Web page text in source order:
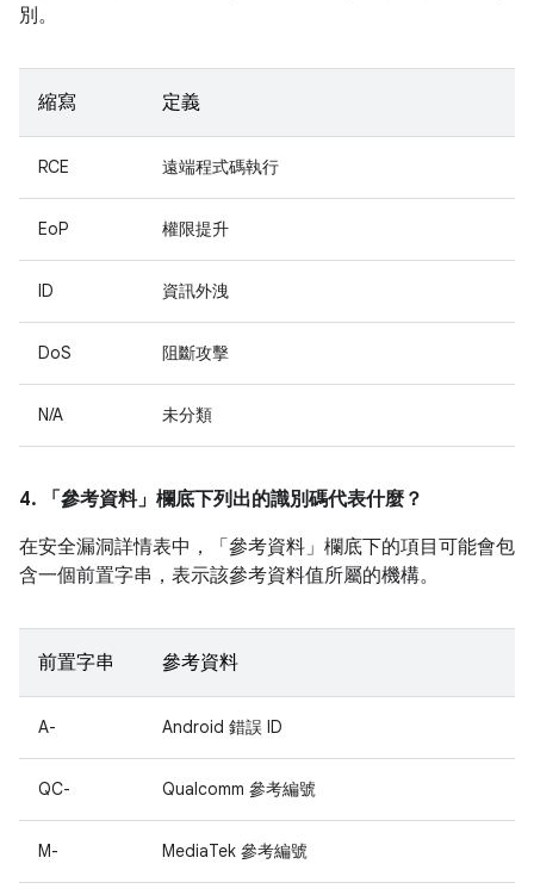
別。
縮寫 定義
RCE 遠端程式碼執行
EoP 權限提升
ID 資訊外洩
DoS 阻斷攻擊
N/A 未分類
4. 「參考資料」 欄底下列出的識別碼代表什麼？
在安全漏洞詳情表中，「參考資料」 欄底下的項目可能會包
含一個前置字串，表示該參考資料值所屬的機構。
前置字串 參考資料
A- Android 錯誤 ID
QC- Qualcomm 參考編號
M- MediaTek 參考編號